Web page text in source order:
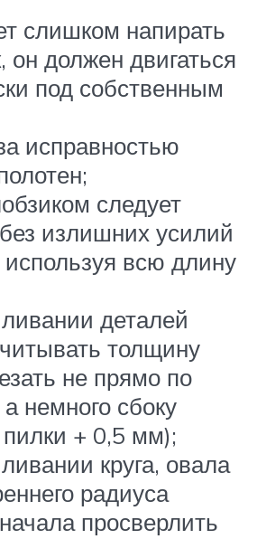
слишком напирать
он должен двигаться
под собственным
исправностью
следует
излишних усилий
всю длину
деталей
толщину
не прямо по
немного сбоку
+ 0,5 мм);
круга, овала
радиуса
просверлить